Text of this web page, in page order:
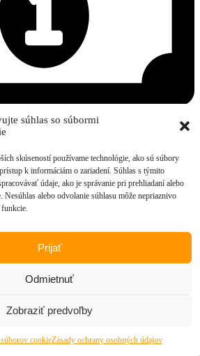
súhlas so súbormi
skúseností používame technológie, ako sú súbory
k informáciám o zariadení. Súhlas s týmito
údaje, ako je správanie pri prehliadaní alebo
Nesúhlas alebo odvolanie súhlasu môže nepriaznivo
Prijať
Odmietnuť
Zobraziť predvoľby
cookieZásady ochrany osobných údajov
tiperom a zarábať až 3 000€
spojení s naším odborným vzdelaním ti